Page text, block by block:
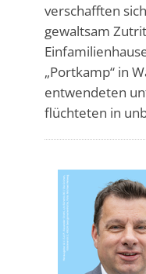
verschafften
gewaltsam
„Portkamp“ in
entwendeten
flüchteten in